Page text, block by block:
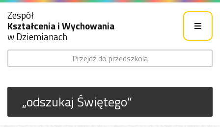
Zespół
Kształcenia i Wychowania
w Dziemianach
Przejdź do przedszkola
„odszukaj Świętego”